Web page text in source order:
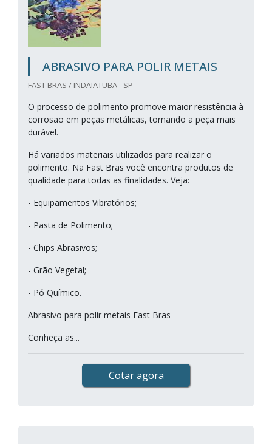
ABRASIVO PARA POLIR METAIS
FAST BRAS / INDAIATUBA - SP
O processo de polimento promove maior resistência à
corrosão em peças metálicas, tornando a peça mais
durável.
Há variados materiais utilizados para realizar o
polimento. Na Fast Bras você encontra produtos de
qualidade para todas as finalidades. Veja:
- Equipamentos Vibratórios;
- Pasta de Polimento;
- Chips Abrasivos;
- Grão Vegetal;
- Pó Químico.
Abrasivo para polir metais Fast Bras
Conheça as...
Cotar agora